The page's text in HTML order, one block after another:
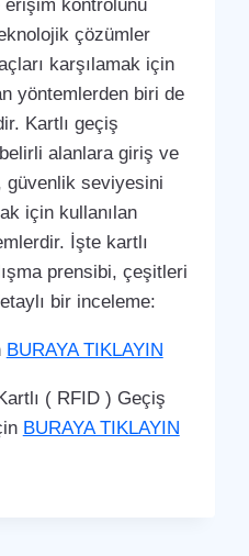
kontrolünü
çözümler
karşılamak için
yöntemlerden biri de
Kartlı geçiş
alanlara giriş ve
güvenlik seviyesini
için kullanılan
İşte kartlı
prensibi, çeşitleri
bir inceleme:
BURAYA TIKLAYIN
( RFID ) Geçiş
BURAYA TIKLAYIN